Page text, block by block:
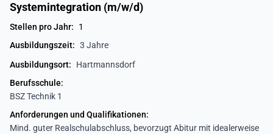
Systemintegration (m/w/d)
Stellen pro Jahr:
1
Ausbildungszeit: 3 Jahre
Ausbildungsort:
Hartmannsdorf
Berufsschule:
BSZ Technik 1
Anforderungen und Qualifikationen:
Mind. guter Realschulabschluss, bevorzugt Abitur mit idealerweise